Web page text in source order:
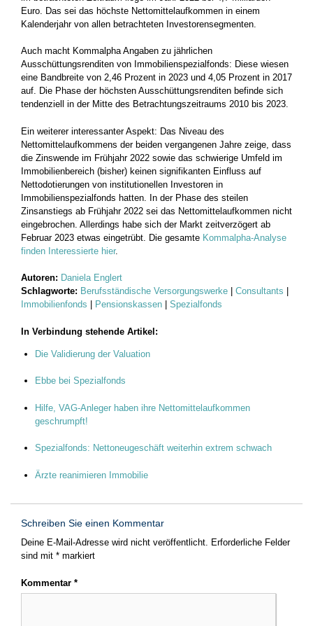
Euro. Das sei das höchste Nettomittelaufkommen in einem
Kalenderjahr von allen betrachteten Investorensegmenten.
Auch macht Kommalpha Angaben zu jährlichen
Ausschüttungsrenditen von Immobilienspezialfonds: Diese wiesen
eine Bandbreite von 2,46 Prozent in 2023 und 4,05 Prozent in 2017
auf. Die Phase der höchsten Ausschüttungsrenditen befinde sich
tendenziell in der Mitte des Betrachtungszeitraums 2010 bis 2023.
Ein weiterer interessanter Aspekt: Das Niveau des
Nettomittelaufkommens der beiden vergangenen Jahre zeige, dass
die Zinswende im Frühjahr 2022 sowie das schwierige Umfeld im
Immobilienbereich (bisher) keinen signifikanten Einfluss auf
Nettodotierungen von institutionellen Investoren in
Immobilienspezialfonds hatten. In der Phase des steilen
Zinsanstiegs ab Frühjahr 2022 sei das Nettomittelaufkommen nicht
eingebrochen. Allerdings habe sich der Markt zeitverzögert ab
Februar 2023 etwas eingetrübt. Die gesamte Kommalpha-Analyse
finden Interessierte hier.
Autoren: Daniela Englert
Schlagworte: Berufsständische Versorgungswerke Consultants
Immobilienfonds
Pensionskassen Spezialfonds
In Verbindung stehende Artikel:
Die Validierung der Valuation
Ebbe bei Spezialfonds
Hilfe, VAG-Anleger haben ihre Nettomittelaufkommen
geschrumpft!
Spezialfonds: Nettoneugeschäft weiterhin extrem schwach
Ärzte reanimieren Immobilie
Schreiben Sie einen Kommentar
Deine E-Mail-Adresse wird nicht veröffentlicht. Erforderliche Felder
sind mit * markiert
Kommentar *